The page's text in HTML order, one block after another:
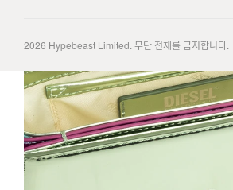
2026 Hypebeast Limited. 무단 전재를 금지합니다.